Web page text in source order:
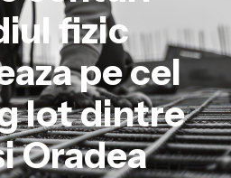
fizic
pe cel
lot dintre
Oradea